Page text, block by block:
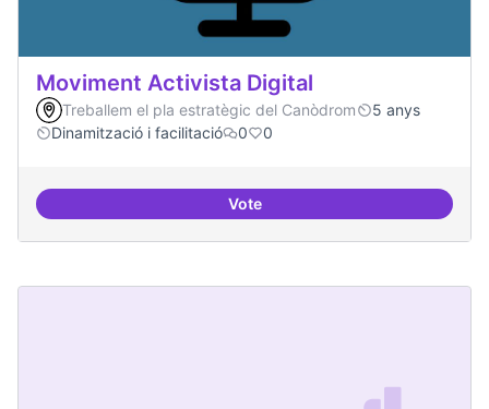
Moviment Activista Digital
Treballem el pla estratègic del Canòdrom
5 anys
Dinamització i facilitació
0 0
VoteMoviment Activista Digital